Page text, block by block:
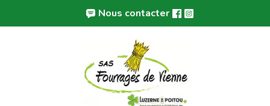
Nous contacter
Panneau de gestion des cookies